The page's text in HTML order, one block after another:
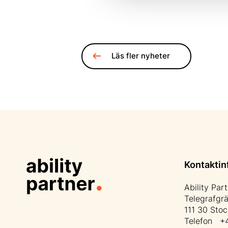
Läs fler nyheter
Ability
111 30
Telefon